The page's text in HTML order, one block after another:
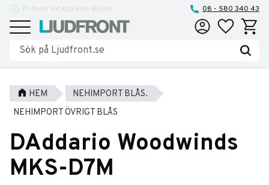
Meny
Fri frakt vid köp över 800kr
Reparationer och service 08 - 580 340 43
Favoriter
HEM
NEHIMPORT BLÅS.
NEHIMPORT ÖVRIGT BLÅS
DAddario Woodwinds
MKS-D7M